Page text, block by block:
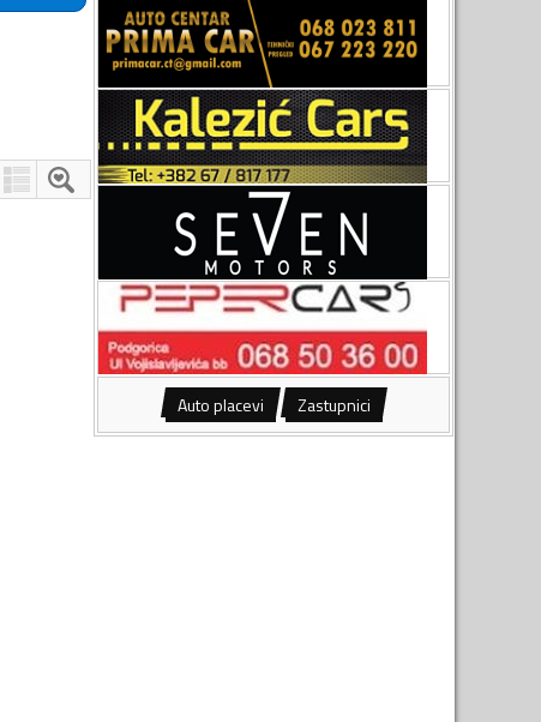
Auto placevi Zastupnici